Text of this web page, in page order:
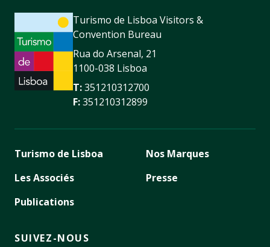
Turismo de Lisboa Visitors &
Convention Bureau
Rua do Arsenal, 21
1100-038 Lisboa
T:351210312700
F:351210312899
Turismo de Lisboa
Les Associés
Publications
Nos Marques
Presse
SUIVEZ-NOUS